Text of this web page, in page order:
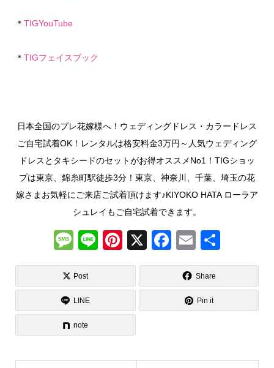
＊ TIGYouTube
＊ TIGフェイスブック
日本全国のプレ花嫁様へ！ウェディングドレス・カラードレス
ご自宅試着OK！レンタルは格安料金3万円～人気ウェディング
ドレスとタキシードのセットがお得オススメNo1！TIGショッ
プは東京、錦糸町駅徒歩3分！東京、神奈川、千葉、埼玉の花
嫁さまお気軽にご来店ご試着頂けます♪KIYOKO HATA ローラア
シュレイもご自宅試着できます。
M
e
ss
a
g
e
Li
n
Pi
nt
st
X
F
a
c
e
b
o
E
m
ail
有
Post Share
LINE Pin it
note